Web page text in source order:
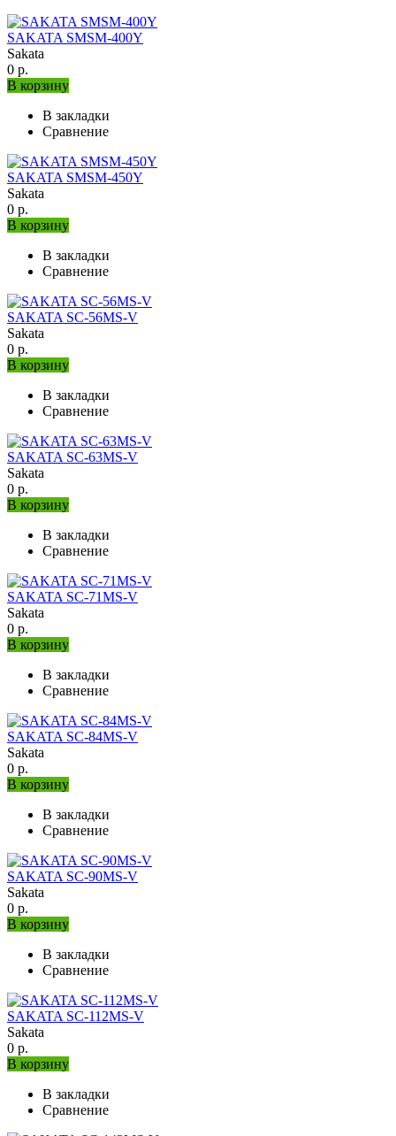
SAKATA SMSM-400Y
Sakata
0 р.
В корзину
В закладки
Сравнение
SAKATA SMSM-450Y
Sakata
0 р.
В корзину
В закладки
Сравнение
SAKATA SC-56MS-V
Sakata
0 р.
В корзину
В закладки
Сравнение
SAKATA SC-63MS-V
Sakata
0 р.
В корзину
В закладки
Сравнение
SAKATA SC-71MS-V
Sakata
0 р.
В корзину
В закладки
Сравнение
SAKATA SC-84MS-V
Sakata
0 р.
В корзину
В закладки
Сравнение
SAKATA SC-90MS-V
Sakata
0 р.
В корзину
В закладки
Сравнение
SAKATA SC-112MS-V
Sakata
0 р.
В корзину
В закладки
Сравнение